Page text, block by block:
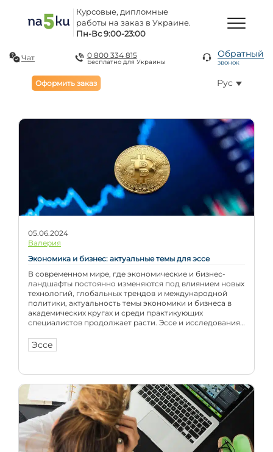
Курсовые, дипломные
работы на заказ в Украине.
Пн-Вс 9:00-23:00
Чат 0 800 334 815
Бесплатно для Украины
Обратный
звонок
Оформить заказ Рус
БЛОГ
05.06.2024
Валерия
Экономика и бизнес: актуальные темы для эссе
В современном мире, где экономические и бизнес-
ландшафты постоянно изменяются под влиянием новых
технологий, глобальных трендов и международной
политики, актуальность темы экономики и бизнеса в
академических кругах и среди практикующих
специалистов продолжает расти. Эссе и исследования
текущие процессы, но и прогнозировать будущие
тенденции. В этой статье мы рассмотрим […]
Эссе